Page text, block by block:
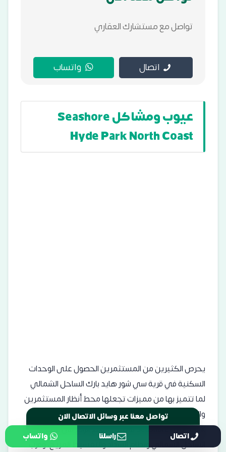
تواصل مع مستشارك العقاري
اتصال واتساب
عيوب ومشاكل Seashore
Hyde Park North Coast
يحرص الكثيرين من المستثمرين الحصول على الوحدات
السكنية في قرية سي شور هايد بارك الساحل الشمالي
لما تتميز بها من مميزات تجعلها محط أنظار المستثمرين
والعملاء والزائرين، وتتعدد مميزات القرية الساحلية
Seashore Hyde Park فمنها الموقع الرائع في قلب
الساحل الشمالي ونظام السداد والتقسيط المريح، وقرب
تواصل معنا عبر وسائل الاتصال الان اتصال راسلنا واتساب